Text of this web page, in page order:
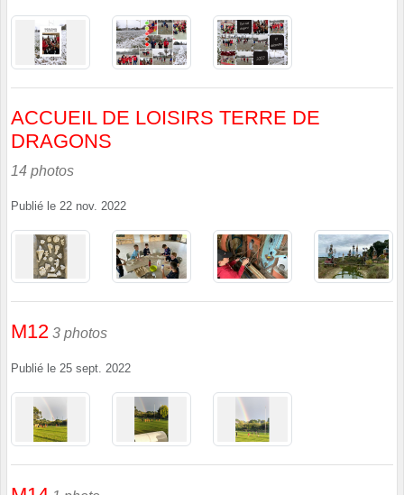
ACCUEIL DE LOISIRS TERRE DE
DRAGONS
14 photos
Publié le 22 nov. 2022
M12 3 photos
Publié le 25 sept. 2022